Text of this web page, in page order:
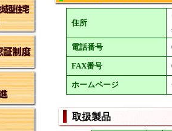
住所
電話番号
FAX番号
ホームページ
取扱製品